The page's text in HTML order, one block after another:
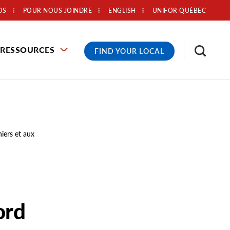
POUR NOUS JOINDRE UNIFOR QUÉBEC
ENGLISH
RESSOURCES FIND YOUR LOCAL
et aux